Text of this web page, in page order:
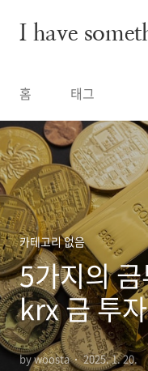
I have
홈 태그
카테고리 없음
5가지의
krx 금 투
by woosta 2025. 1. 20.